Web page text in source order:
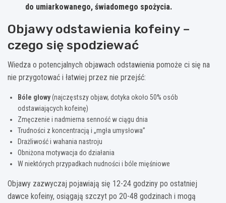
do umiarkowanego, świadomego spożycia.
Objawy odstawienia kofeiny –
czego się spodziewać
Wiedza o potencjalnych objawach odstawienia pomoże ci się na
nie przygotować i łatwiej przez nie przejść:
Bóle głowy(najczęstszy objaw, dotyka około 50% osób
odstawiających kofeinę)
Zmęczenie i nadmierna senność w ciągu dnia
Trudności z koncentracją i „mgła umysłowa”
Drażliwość i wahania nastroju
Obniżona motywacja do działania
W niektórych przypadkach nudności i bóle mięśniowe
Objawy zazwyczaj pojawiają się 12-24 godziny po ostatniej
dawce kofeiny, osiągają szczyt po 20-48 godzinach i mogą